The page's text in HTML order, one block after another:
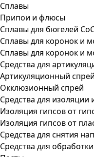
Сплавы
Припои и флюсы
Сплавы для бюгелей
Сплавы для коронок и
Сплавы для коронок и
Средства для
Артикуляционный спрей
Окклюзионный спрей
Средства для
Изоляция гипсов от
Изоляция гипсов от
Средства для снятия
Средства для